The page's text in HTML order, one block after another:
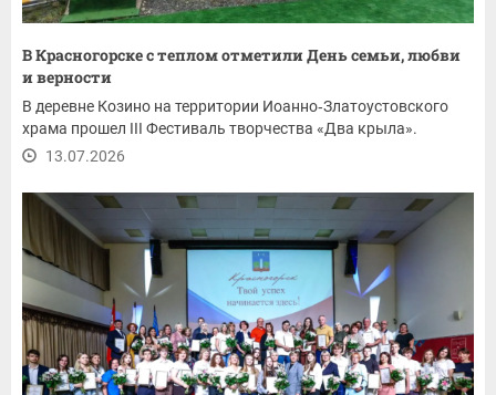
В Красногорске с теплом отметили День семьи, любви
и верности
В деревне Козино на территории Иоанно‑Златоустовского
храма прошел III Фестиваль творчества «Два крыла».
13.07.2026